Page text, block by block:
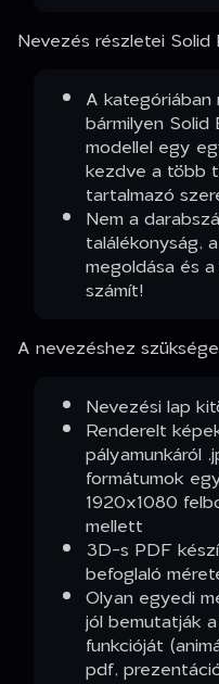
Nevezés részletei
A
bármilyen
modellel egy
kezdve a több
tartalmazó
Nem a
találékonyság,
megoldása és
számít!
A nevezéshez
Nevezési lap
Renderelt
pályamunkáról
formátumok
1920x1080
mellett
3D-s PDF
befoglaló
Olyan egyedi
jól bemutatják
funkcióját
pdf,